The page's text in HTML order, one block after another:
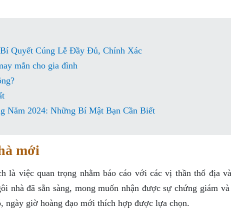
Quyết Cúng Lễ Đầy Đủ, Chính Xác
mắn cho gia đình
Năm 2024: Những Bí Mật Bạn Cần Biết
mới
là việc quan trọng nhằm báo cáo với các vị thần thổ địa
nhà đã sẵn sàng, mong muốn nhận được sự chứng giám
giờ hoàng đạo mới thích hợp được lựa chọn.